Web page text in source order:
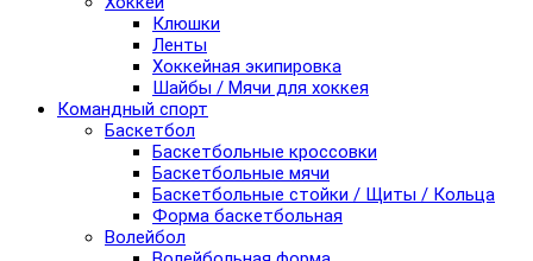
Клюшки
Ленты
Хоккейная экипировка
Шайбы / Мячи для хоккея
Командный спорт
Баскетбол
Баскетбольные кроссовки
Баскетбольные мячи
Баскетбольные стойки / Щиты / Кольца
Форма баскетбольная
Волейбол